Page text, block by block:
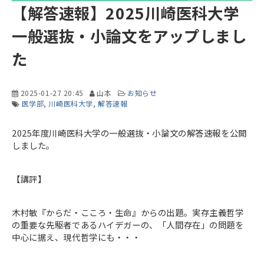
【解答速報】2025川崎医科大学
一般選抜・小論文をアップしまし
た
2025-01-27 20:45 山本
お知らせ
医学部 川崎医科大学 解答速報
2025年度川崎医科大学の一般選抜・小論文の解答速報を公開
しました。
【講評】
木村敏『からだ・こころ・生命』からの出題。実存主義哲学
の重要な先駆者であるハイデガーの、「人間存在」の問題を
中心に据え、現代哲学にも・・・